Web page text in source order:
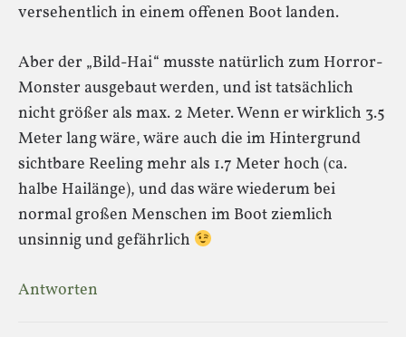
versehentlich in einem offenen Boot landen.
Aber der „Bild-Hai“ musste natürlich zum Horror-
Monster ausgebaut werden, und ist tatsächlich
nicht größer als max. 2 Meter. Wenn er wirklich 3.5
Meter lang wäre, wäre auch die im Hintergrund
sichtbare Reeling mehr als 1.7 Meter hoch (ca.
halbe Hailänge), und das wäre wiederum bei
normal großen Menschen im Boot ziemlich
unsinnig und gefährlich
Antworten